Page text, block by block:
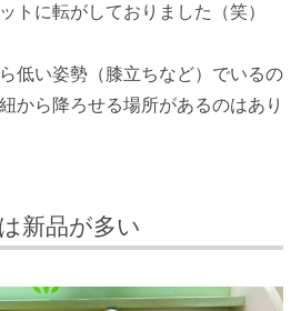
トに転がしておりました（笑）
低い姿勢（膝立ちなど）でいるの
から降ろせる場所があるのはあり
新品が多い